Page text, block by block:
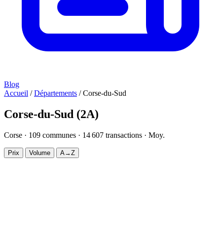
Blog
Accueil / Départements / Corse-du-Sud
Corse-du-Sud (2A)
Corse · 109 communes · 14 607 transactions · Moy.
Prix Volume A→Z